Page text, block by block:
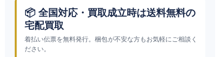
📦 全国対応・買取成立時は送料無料の
宅配買取
着払い伝票を無料発行。梱包が不安な方もお気軽にご相談く
ださい。